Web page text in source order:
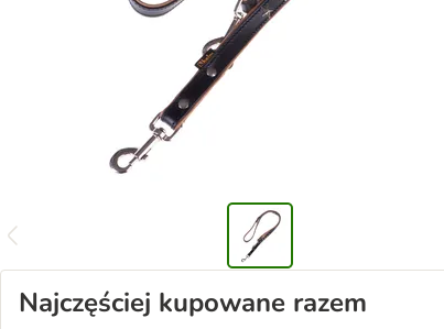
Najczęściej kupowane razem